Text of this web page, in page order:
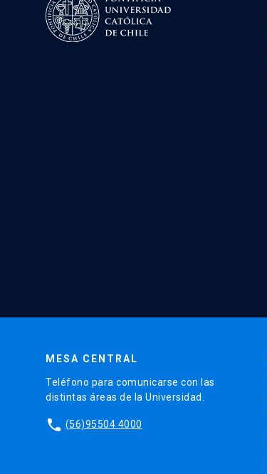
MESA CENTRAL
Teléfono para comunicarse con las
distintas áreas de la Universidad.
phone (56)95504 4000